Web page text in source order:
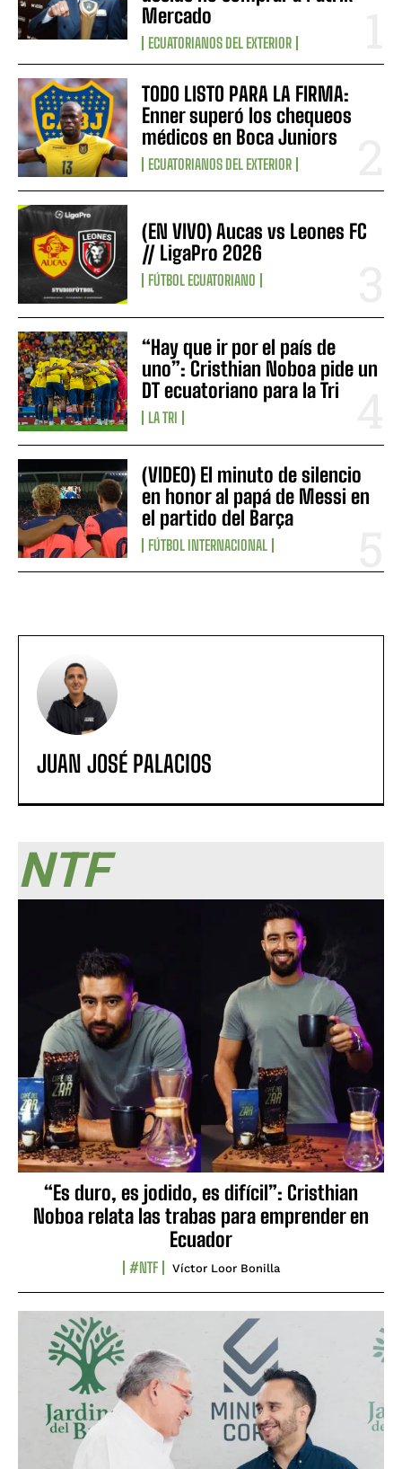
Mercado
ECUATORIANOS DEL EXTERIOR
TODO LISTO PARA LA FIRMA:
Enner superó los chequeos
médicos en Boca Juniors
ECUATORIANOS DEL EXTERIOR
(EN VIVO) Aucas vs Leones FC
// LigaPro 2026
FÚTBOL ECUATORIANO
“Hay que ir por el país de
uno”: Cristhian Noboa pide un
DT ecuatoriano para la Tri
LA TRI
(VIDEO) El minuto de silencio
en honor al papá de Messi en
el partido del Barça
FÚTBOL INTERNACIONAL
JUAN JOSÉ PALACIOS
NTF
“Es duro, es jodido, es difícil”: Cristhian
Noboa relata las trabas para emprender en
Ecuador
#NTF Víctor Loor Bonilla